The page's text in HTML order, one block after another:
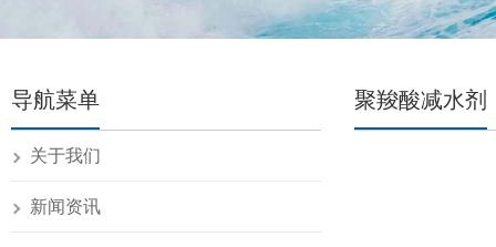
聚羧酸减水剂
导航菜单
关于我们
新闻资讯